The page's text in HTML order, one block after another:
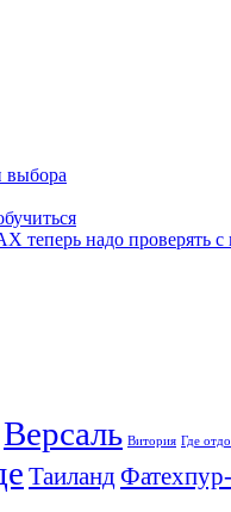
выбора
теперь надо проверять
Версаль Витория Где
Таиланд